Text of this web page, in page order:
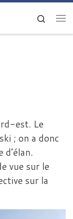
Search
est. Le
; on a donc
vue sur le
sur la